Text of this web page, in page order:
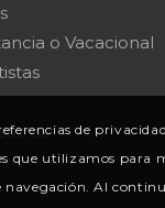
o Vacacional
de
que utilizamos para
navegación. Al